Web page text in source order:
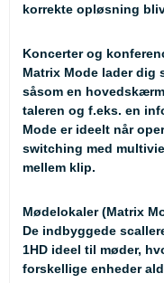
korrekte opløsning
Koncerter og
Matrix Mode lader
såsom en
taleren og f.eks. en
Mode er ideelt når
switching med
mellem klip.
Mødelokaler (Matrix
De indbyggede
1HD ideel til møder,
forskellige enheder